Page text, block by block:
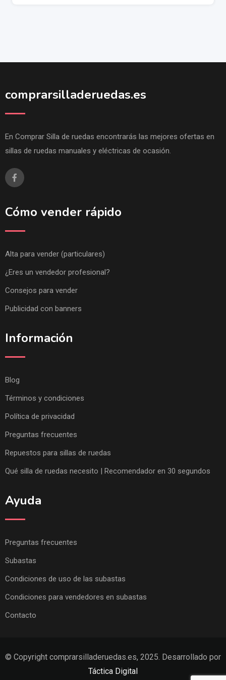
comprarsilladeruedas.es
En Comprar Silla de ruedas encontrarás las mejores ofertas en
sillas de ruedas manuales y eléctricas de ocasión.
Cómo vender rápido
Alta para vender (particulares)
¿Eres un vendedor profesional?
Consejos para vender
Publicidad con banners
Información
Blog
Términos y condiciones
Política de privacidad
Preguntas frecuentes
Repuestos para sillas de ruedas
Qué silla de ruedas necesito | Recomendador en 30 segundos
Ayuda
Preguntas frecuentes
Subastas
Condiciones de uso de las subastas
Condiciones para vendedores en subastas
Contacto
© Copyright comprarsilladeruedas.es, 2025. Desarrollado por
Táctica Digital